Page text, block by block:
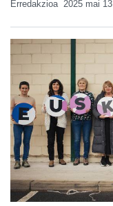
Erredakzioa 2025 mai 13